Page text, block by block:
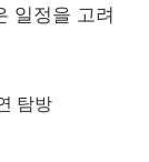
일정을 고려
탐방